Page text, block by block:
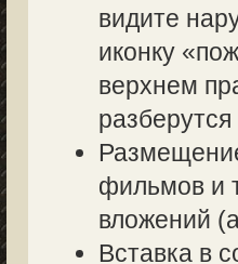
видите
иконку
верхнем
фильмов и
вложений
Вставка в